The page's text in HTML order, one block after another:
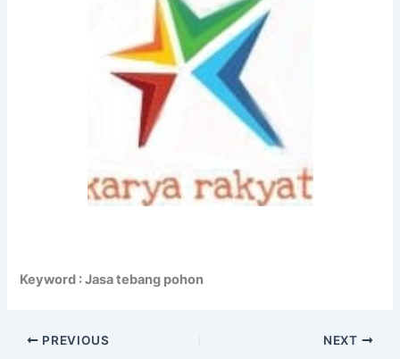
Keyword : Jasa tebang pohon
PREVIOUS NEXT